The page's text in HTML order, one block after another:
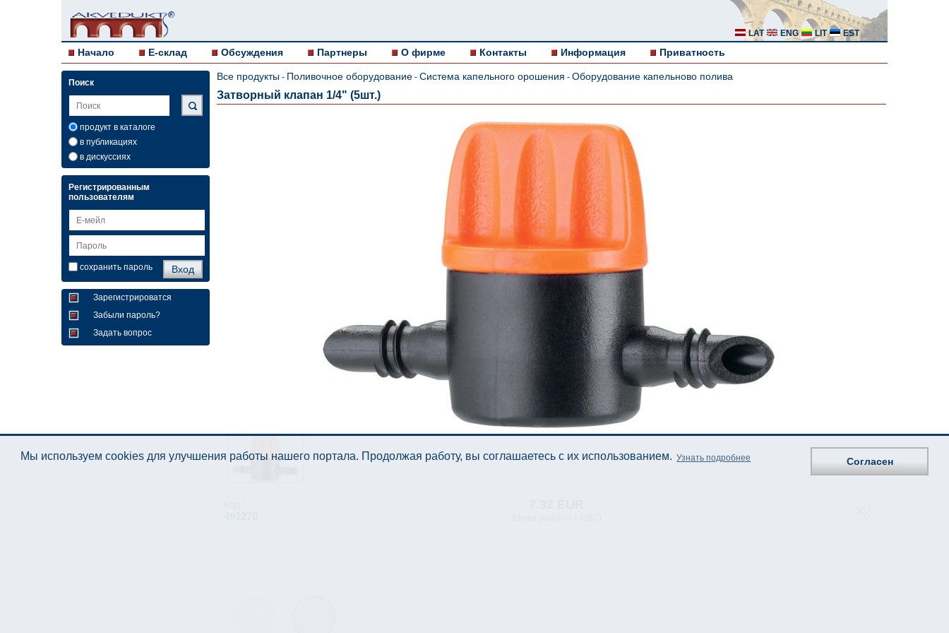
LAT ENG LIT EST
Начало E-склад Обсуждения Партнеры О фирме Контакты Информация Приватность
Поиск
продукт в каталоге
в публикациях
в дискуссиях
Регистрированным
пользователям
сохранить пароль
Зарегистрироватся
Забыли пароль?
Задать вопрос
Все продукты - Поливочное оборудование - Система капельного орошения - Оборудование капельново полива
Затворный клапан 1/4" (5шт.)
Мы используем cookies для улучшения работы нашего портала. Продолжая работу, вы соглашаетесь с их использованием. Узнать подробнее Согласен